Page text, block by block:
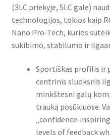
(3LC priekyje, 5LC gale)
technologijos, tokios kaip
Nano Pro‑Tech, kurios
sukibimo, stabilumo ir
Sportiškas profilis ir
centrinis sluoksnis
minkštesni galų
trauką posūkiuose.
levels of feedback